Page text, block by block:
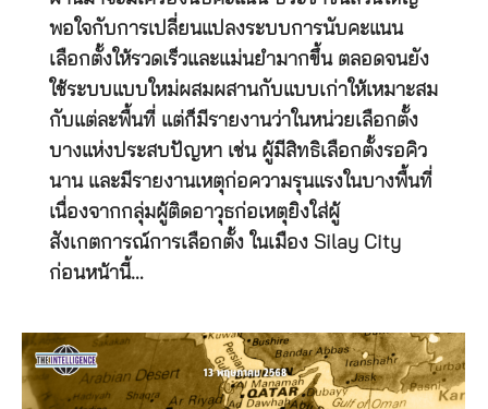
พอใจกับการเปลี่ยนแปลงระบบการนับคะแนน
เลือกตั้งให้รวดเร็วและแม่นยำมากขึ้น ตลอดจนยัง
ใช้ระบบแบบใหม่ผสมผสานกับแบบเก่าให้เหมาะสม
กับแต่ละพื้นที่ แต่ก็มีรายงานว่าในหน่วยเลือกตั้ง
บางแห่งประสบปัญหา เช่น ผู้มีสิทธิเลือกตั้งรอคิว
นาน และมีรายงานเหตุก่อความรุนแรงในบางพื้นที่
เนื่องจากกลุ่มผู้ติดอาวุธก่อเหตุยิงใส่ผู้
สังเกตการณ์การเลือกตั้ง ในเมือง Silay City
ก่อนหน้านี้…